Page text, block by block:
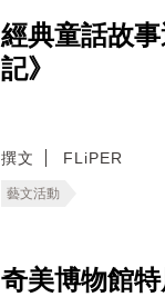
經典童話故
記》
撰文 FLiPER
藝文活動
奇美博物館